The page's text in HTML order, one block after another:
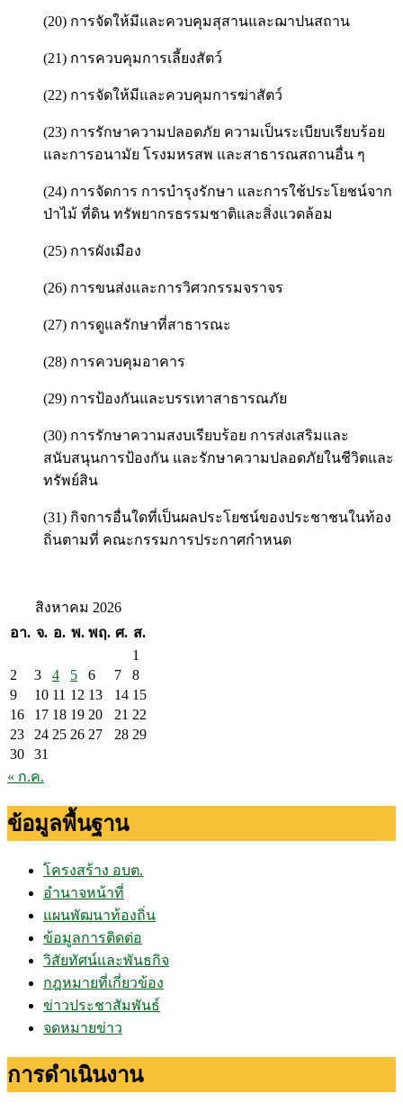
(20) การจัดให้มีและควบคุมสุสานและฌาปนสถาน
(21) การควบคุมการเลี้ยงสัตว์
(22) การจัดให้มีและควบคุมการฆ่าสัตว์
(23) การรักษาความปลอดภัย ความเป็นระเบียบเรียบร้อย
และการอนามัย โรงมหรสพ และสาธารณสถานอื่น ๆ
(24) การจัดการ การบำรุงรักษา และการใช้ประโยชน์จาก
ป่าไม้ ที่ดิน ทรัพยากรธรรมชาติและสิ่งแวดล้อม
(25) การผังเมือง
(26) การขนส่งและการวิศวกรรมจราจร
(27) การดูแลรักษาที่สาธารณะ
(28) การควบคุมอาคาร
(29) การป้องกันและบรรเทาสาธารณภัย
(30) การรักษาความสงบเรียบร้อย การส่งเสริมและ
สนับสนุนการป้องกัน และรักษาความปลอดภัยในชีวิตและ
ทรัพย์สิน
(31) กิจการอื่นใดที่เป็นผลประโยชน์ของประชาชนในท้อง
ถิ่นตามที่ คณะกรรมการประกาศกำหนด
สิงหาคม 2026
อา. จ. อ. พ. พฤ. ศ. ส.
1
2
3 4 5 6 7
8
9
10 11 12 13 14 15
16
17 18 19 20 21 22
23
24 25 26 27 28 29
30
31
« ก.ค.
ข้อมูลพื้นฐาน
โครงสร้าง อบต.
อำนาจหน้าที่
แผนพัฒนาท้องถิ่น
ข้อมูลการติดต่อ
วิสัยทัศน์และพันธกิจ
กฎหมายที่เกี่ยวข้อง
ข่าวประชาสัมพันธ์
จดหมายข่าว
การดำเนินงาน